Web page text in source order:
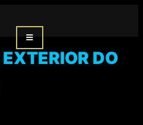
EXTERIOR DO